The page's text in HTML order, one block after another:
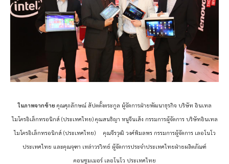
ในภาพจากซ้าย คุณศุภลักษณ์ สัปตตั้งตระกูล ผู้จัดการฝ่ายพัฒนาธุรกิจ บริษัท อินเทล
ไมโครอิเล็กทรอนิกส์ (ประเทศไทย) คุณสนธิญา หนูจีนเส้ง กรรมการผู้จัดการ บริษัทอินเทล
ไมโครอิเล็กทรอนิกส์ (ประเทศไทย) คุณจีรวุฒิ วงศ์พิมลพร กรรมการผู้จัดการ เลอโนโว
ประเทศไทย และคุณจุฑา เหล่าวรวิทย์ ผู้จัดการประจำประเทศไทยฝ่ายผลิตภัณฑ์
คอนซูมเมอร์ เลอโนโว ประเทศไทย